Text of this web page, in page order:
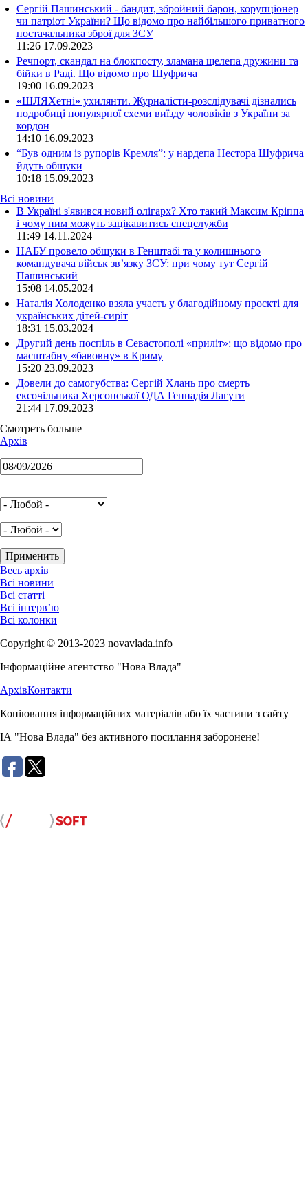
Сергій Пашинський - бандит, збройний барон, корупціонер
чи патріот України? Що відомо про найбільшого приватного
постачальника зброї для ЗСУ
11:26 17.09.2023
Речпорт, скандал на блокпосту, зламана щелепа дружини та
бійки в Раді. Що відомо про Шуфрича
19:00 16.09.2023
«ШЛЯХетні» ухилянти. Журналісти-розслідувачі дізнались
подробиці популярної схеми виїзду чоловіків з України за
кордон
14:10 16.09.2023
“Був одним із рупорів Кремля”: у нардепа Нестора Шуфрича
йдуть обшуки
10:18 15.09.2023
Всі новини
В Україні з'явився новий олігарх? Хто такий Максим Кріппа
і чому ним можуть зацікавитись спецслужби
11:49 14.11.2024
НАБУ провело обшуки в Генштабі та у колишнього
командувача військ зв’язку ЗСУ: при чому тут Сергій
Пашинський
15:08 14.05.2024
Наталія Холоденко взяла участь у благодійному проєкті для
українських дітей-сиріт
18:31 15.03.2024
Другий день поспіль в Севастополі «приліт»: що відомо про
масштабну «бавовну» в Криму
15:20 23.09.2023
Довели до самогубства: Сергій Хлань про смерть
ексочільника Херсонської ОДА Геннадія Лагути
21:44 17.09.2023
Смотреть больше
Архів
Весь архів
Всі новини
Всі статті
Всі інтерв’ю
Всі колонки
Copyright © 2013-2023 novavlada.info
Інформаційне агентство "Нова Влада"
АрхівКонтакти
Копіювання інформаційних матеріалів або їх частини з сайту
ІА "Нова Влада" без активного посилання заборонене!